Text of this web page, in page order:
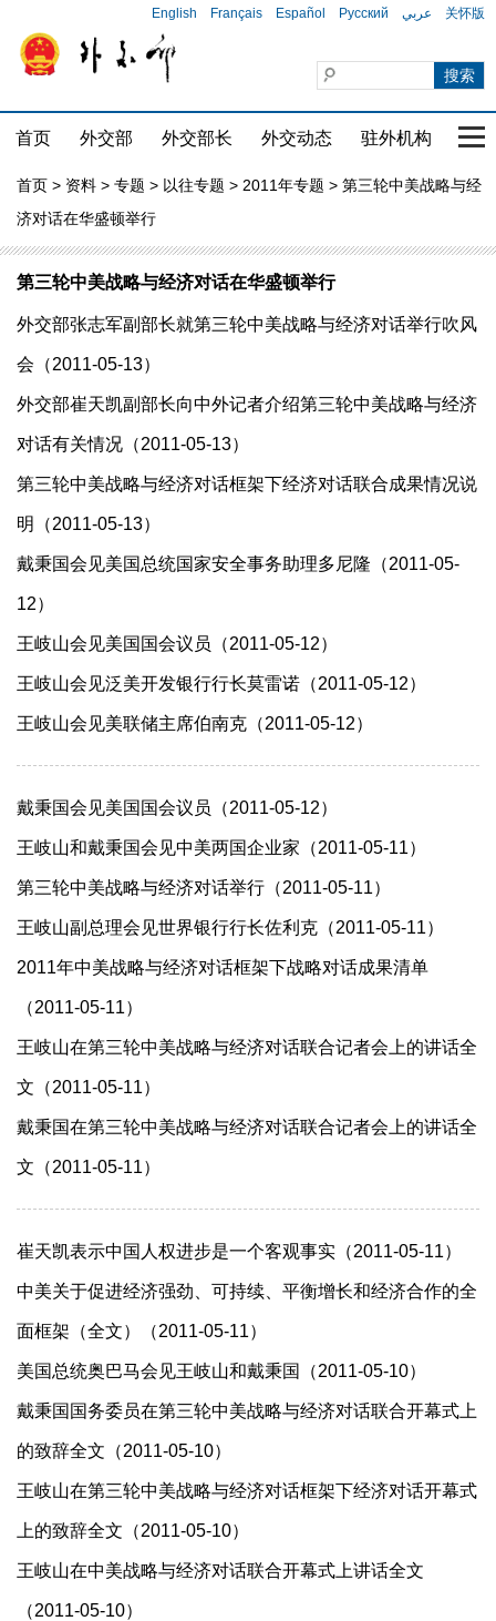
English Français Español Русский عربي 关怀版
首页 外交部 外交部长 外交动态 驻外机构 国
首页 > 资料 > 专题 > 以往专题 > 2011年专题 > 第三轮中美战略与经
济对话在华盛顿举行
第三轮中美战略与经济对话在华盛顿举行
外交部张志军副部长就第三轮中美战略与经济对话举行吹风
会（2011-05-13）
外交部崔天凯副部长向中外记者介绍第三轮中美战略与经济
对话有关情况（2011-05-13）
第三轮中美战略与经济对话框架下经济对话联合成果情况说
明（2011-05-13）
戴秉国会见美国总统国家安全事务助理多尼隆（2011-05-
12）
王岐山会见美国国会议员（2011-05-12）
王岐山会见泛美开发银行行长莫雷诺（2011-05-12）
王岐山会见美联储主席伯南克（2011-05-12）
戴秉国会见美国国会议员（2011-05-12）
王岐山和戴秉国会见中美两国企业家（2011-05-11）
第三轮中美战略与经济对话举行（2011-05-11）
王岐山副总理会见世界银行行长佐利克（2011-05-11）
2011年中美战略与经济对话框架下战略对话成果清单
（2011-05-11）
王岐山在第三轮中美战略与经济对话联合记者会上的讲话全
文（2011-05-11）
戴秉国在第三轮中美战略与经济对话联合记者会上的讲话全
文（2011-05-11）
崔天凯表示中国人权进步是一个客观事实（2011-05-11）
中美关于促进经济强劲、可持续、平衡增长和经济合作的全
面框架（全文）（2011-05-11）
美国总统奥巴马会见王岐山和戴秉国（2011-05-10）
戴秉国国务委员在第三轮中美战略与经济对话联合开幕式上
的致辞全文（2011-05-10）
王岐山在第三轮中美战略与经济对话框架下经济对话开幕式
上的致辞全文（2011-05-10）
王岐山在中美战略与经济对话联合开幕式上讲话全文
（2011-05-10）